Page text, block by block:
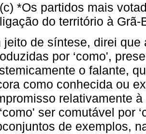
*Os partidos mais
do território à
jeito de síntese, direi
por ‘como',
o falante,
como conhecida ou
relativamente
ser comutável por
de exemplos,